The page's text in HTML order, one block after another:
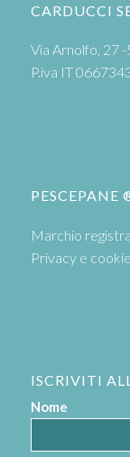
CARDUCCI
Via Arnolfo, 27
P.iva IT
PESCEPANE
Marchio
Privacy e
ISCRIVITI
Nome